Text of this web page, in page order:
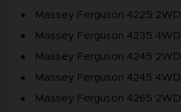
Massey Ferguson 4225 2WD
Massey Ferguson 4235 4WD
Massey Ferguson 4245 2WD
Massey Ferguson 4245 4WD
Massey Ferguson 4265 2WD